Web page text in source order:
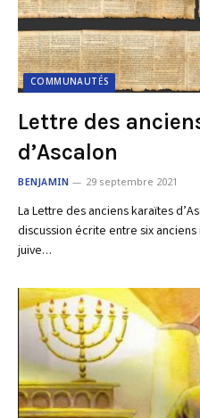
COMMUNAUTÉS
Lettre des
d’Ascalon
BENJAMIN 29 septembre 2021
La Lettre des anciens karaïtes
discussion écrite entre six
juive…